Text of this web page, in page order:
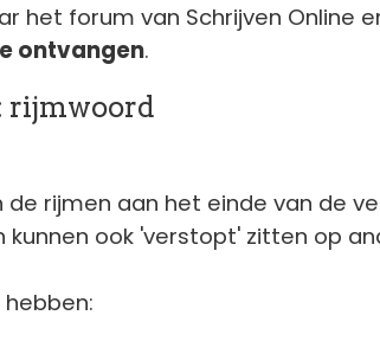
het forum van Schrijven Online
ontvangen.
rijmwoord
rijmen aan het einde van de
ook 'verstopt' zitten op